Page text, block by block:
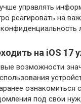
управлять
реагировать на
на iOS 17
возможности
ознакомиться
под свои